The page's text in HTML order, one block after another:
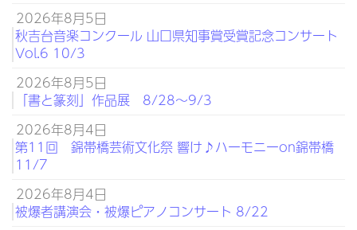
2026年8月5日
秋吉台音楽コンクール 山口県知事賞受賞記念コンサート
Vol.6 10/3
2026年8月5日
「書と篆刻」作品展 8/28～9/3
2026年8月4日
第11回 錦帯橋芸術文化祭 響け♪ハーモニーon錦帯橋
11/7
2026年8月4日
被爆者講演会・被爆ピアノコンサート 8/22